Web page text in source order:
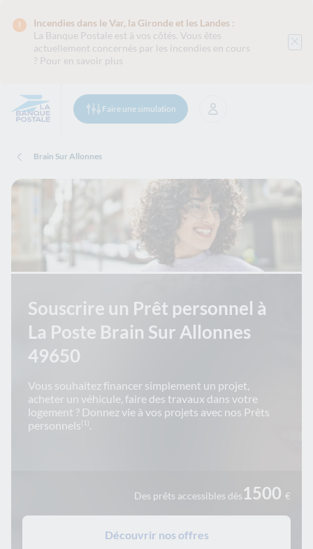
Incendies dans le Var, la Gironde et les Landes :
La Banque Postale est à vos côtés. Vous êtes
actuellement concernés par les incendies en cours
? Pour en savoir plus
Faire une simulation Se connecter
Brain Sur Allonnes
Souscrire un Prêt personnel à
La Poste Brain Sur Allonnes
49650
Vous souhaitez financer simplement un projet,
acheter un véhicule, faire des travaux dans votre
logement ? Donnez vie à vos projets avec nos Prêts
personnels (1).
Des prêts accessibles dès1500 €
Découvrir nos offres